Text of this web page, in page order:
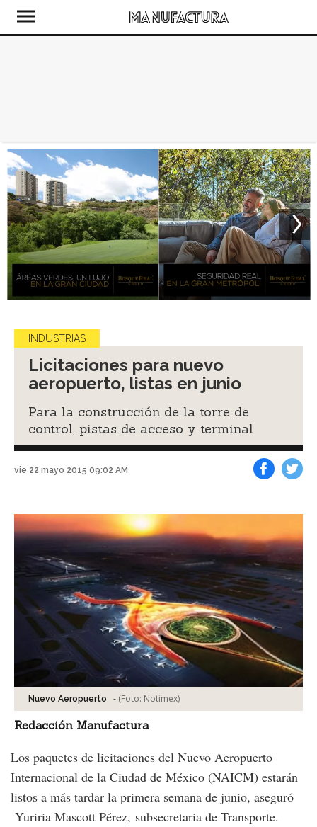
INDUSTRIAS
Licitaciones para nuevo
aeropuerto, listas en junio
Para la construcción de la torre de
control, pistas de acceso y terminal
vie 22 mayo 2015 09:02 AM
Nuevo Aeropuerto - (Foto: Notimex)
Redacción Manufactura
Los paquetes de licitaciones del Nuevo Aeropuerto
Internacional de la Ciudad de México (NAICM) estarán
listos a más tardar la primera semana de junio, aseguró
Yuriria Mascott Pérez, subsecretaria de Transporte.